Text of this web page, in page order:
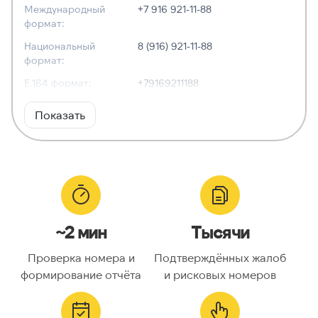
Международный
формат:
+7 916 921-11-88
Национальный
формат:
8 (916) 921-11-88
E.164 формат:
+79169211188
RFC3966
формат:
Тип номера:
Оператор связи:
Национальный
Код страны:
ГЕОЛОКАЦИЯ
Показать
~2 мин
Проверка номера и
формирование отчёта
Тысячи
Подтверждённых жалоб
и рисковых номеров